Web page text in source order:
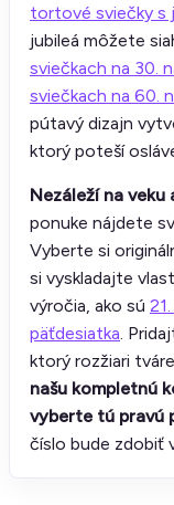
tortové sviečky s
jubileá môžete
sviečkach na 30.
sviečkach na 60.
pútavý dizajn
ktorý poteší
Nezáleží na
ponuke nájdete
Vyberte si
si vyskladajte
výročia, ako sú
päťdesiatka.
ktorý rozžiari
našu kompletnú
vyberte tú pravú
číslo bude zdobiť